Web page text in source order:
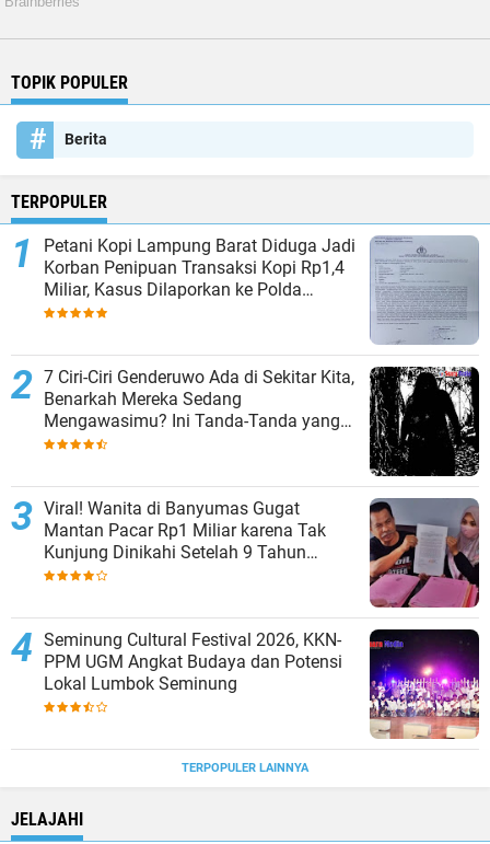
TOPIK POPULER
Berita
TERPOPULER
Petani Kopi Lampung Barat Diduga Jadi
Korban Penipuan Transaksi Kopi Rp1,4
Miliar, Kasus Dilaporkan ke Polda
Lampung
7 Ciri-Ciri Genderuwo Ada di Sekitar Kita,
Benarkah Mereka Sedang
Mengawasimu? Ini Tanda-Tanda yang
Sering Diabaikan
Viral! Wanita di Banyumas Gugat
Mantan Pacar Rp1 Miliar karena Tak
Kunjung Dinikahi Setelah 9 Tahun
Berpacaran
Seminung Cultural Festival 2026, KKN-
PPM UGM Angkat Budaya dan Potensi
Lokal Lumbok Seminung
TERPOPULER LAINNYA
JELAJAHI